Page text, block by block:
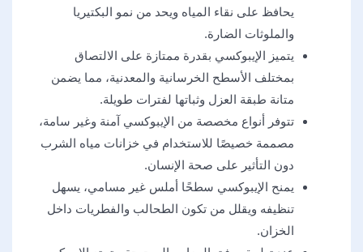
يحافظ على نقاء المياه ويحد من نمو البكتيريا
والملوثات الضارة.
يتميز الإيبوكسي بقدرة ممتازة على الالتصاق
بمختلف الأسطح الخرسانية والمعدنية، مما يضمن
متانة طبقة العزل وثباتها لفترات طويلة.
تتوفر أنواع مخصصة من الإيبوكسي آمنة وغير سامة،
مصممة خصيصًا للاستخدام في خزانات مياه الشرب
دون التأثير على صحة الإنسان.
يمنح الإيبوكسي سطحًا أملس غير مسامي، يسهل
تنظيفه ويقلل من تكون الطحالب والفطريات داخل
الخزان.